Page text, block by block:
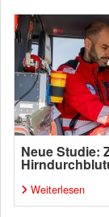
Neue Studie:
Weiterlesen